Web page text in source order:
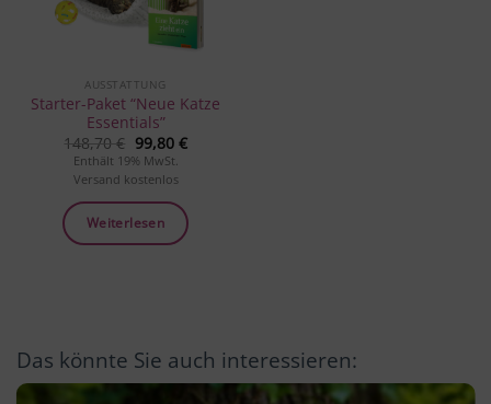
AUSSTATTUNG
Starter-Paket “Neue Katze
Essentials”
148,70€ Ursprünglicher
Preis
war:
148,70 €
99,80 €Aktueller
Preis
Enthält 19% MwSt.
Versand kostenlos
Weiterlesen
Das könnte Sie auch interessieren: